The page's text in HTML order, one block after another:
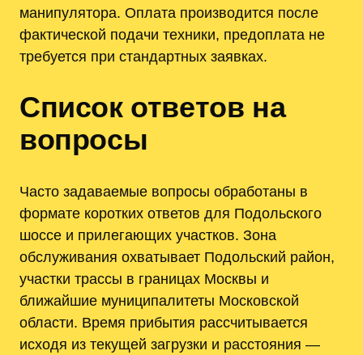
манипулятора. Оплата производится после
фактической подачи техники, предоплата не
требуется при стандартных заявках.
Список ответов на
вопросы
Часто задаваемые вопросы обработаны в
формате коротких ответов для Подольского
шоссе и прилегающих участков. Зона
обслуживания охватывает Подольский район,
участки трассы в границах Москвы и
ближайшие муниципалитеты Московской
области. Время прибытия рассчитывается
исходя из текущей загрузки и расстояния —